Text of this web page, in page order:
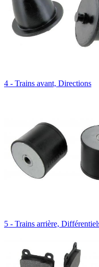
4 - Trains avant, Directions
5 - Trains arrière,